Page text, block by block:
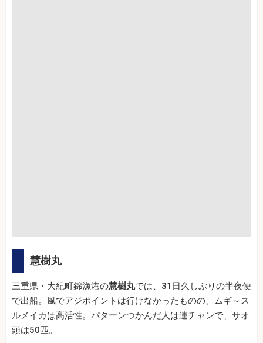
慧樹丸
三重県・大紀町錦漁港の慧樹丸では、31日久しぶりの半夜便
で出船。風でアジポイントは行けなかったものの、ムギ～ス
ルメイカは高活性。パターンつかんだ人は連チャンで、サオ
頭は50匹。